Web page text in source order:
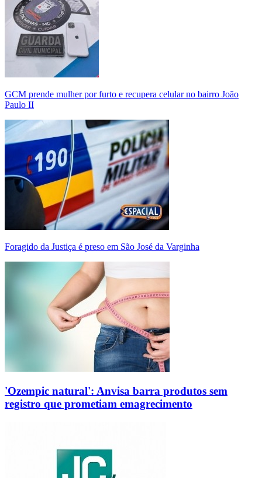
GCM prende mulher por furto e recupera celular no bairro João
Paulo II
Foragido da Justiça é preso em São José da Varginha
'Ozempic natural': Anvisa barra produtos sem
registro que prometiam emagrecimento